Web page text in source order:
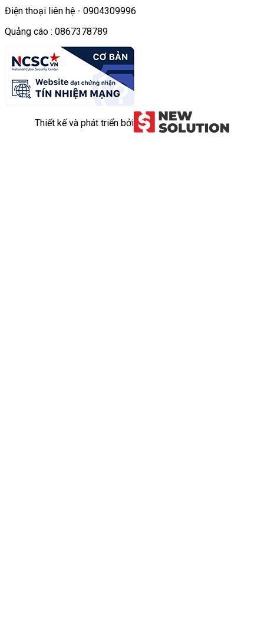
Điện thoại liên hệ - 0904309996
Quảng cáo : 0867378789
Thiết kế và phát triển bởi